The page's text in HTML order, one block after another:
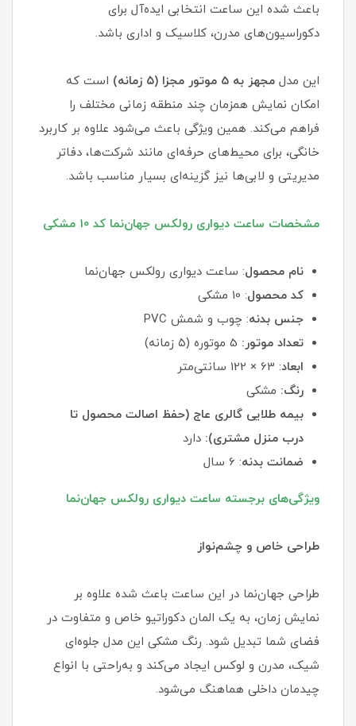
باعث شده این ساعت انتخابی ایده‌آل برای
دکوراسیون‌های مدرن، کلاسیک و اداری باشد.
این مدل مجهز به 5 موتور مجزا (۵ زمانه)
است که
امکان نمایش همزمان چند منطقه زمانی مختلف را
فراهم می‌کند. همین ویژگی باعث می‌شود علاوه بر کاربرد
خانگی، برای محیط‌های حرفه‌ای مانند شرکت‌ها، دفاتر
مدیریتی و لابی‌ها نیز گزینه‌ای بسیار مناسب باشد.
مشخصات ساعت دیواری رولکس جهان‌نما کد 10 مشکی
نام محصول: ساعت دیواری رولکس جهان‌نما
کد محصول: 10 مشکی
جنس بدنه: چوب و شمش PVC
تعداد موتور:
ابعاد: 63 × 122 سانتی‌متر
رنگ: مشکی
بیمه طلایی گالری عاج (حفظ اصالت محصول تا
درب منزل مشتری): دارد
ضمانت بدنه: 6 سال
ویژگی‌های برجسته ساعت دیواری رولکس جهان‌نما
طراحی خاص و چشم‌نواز
طراحی جهان‌نما در این ساعت باعث شده علاوه بر
نمایش زمان، به یک المان دکوراتیو خاص و متفاوت در
فضای شما تبدیل شود. رنگ مشکی این مدل جلوه‌ای
شیک، مدرن و لوکس ایجاد می‌کند و به‌راحتی با انواع
چیدمان داخلی هماهنگ می‌شود.